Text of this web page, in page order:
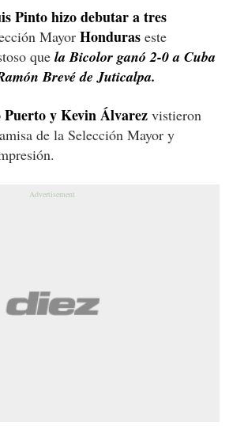
Pinto hizo debutara tres
Mayor Honduras este
que la Bicolor ganó 2-0 a Cuba
Brevé de Juticalpa.
y Kevin Álvarez vistieron
de la Selección Mayor y